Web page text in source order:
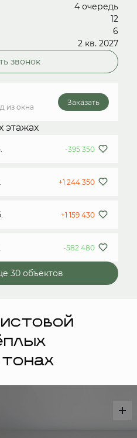
4 очередь
12
6
2 кв. 2027
звонок
из окна
Заказать
этажах
-395 350
+1 244 350
+1 159 430
-582 480
30 объектов